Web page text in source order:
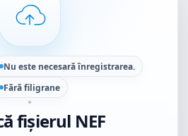
Nu este necesară înregistrarea.
Fără filigrane
fișierul NEF